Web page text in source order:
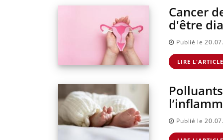
Cancer
d'être
Publié le
LIRE L'ARTICLE
Publié le